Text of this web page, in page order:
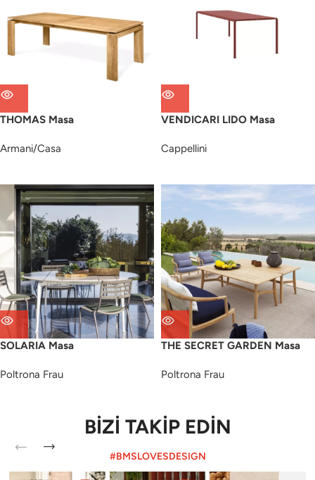
THOMAS Masa
Armani/Casa
VENDICARI LIDO Masa
Cappellini
SOLARIA Masa
Poltrona Frau
THE SECRET GARDEN Masa
Poltrona Frau
BİZİ TAKİP EDİN
#BMSLOVESDESIGN